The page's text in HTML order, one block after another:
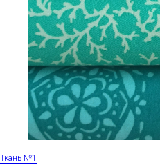
Ткань №1